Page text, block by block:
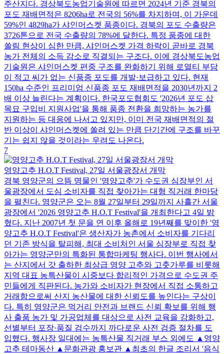
주산지다. 경상북도농업기술원에 따르면 2024년 기준 경북의
포도 재배면적은 8206ha로 전국의 56%를 차지하며, 이 가운데
59%인 4829ha가 샤인머스켓 품종이다. 경북의 포도 수출량은
3726톤으로 전국 수출량의 78%에 달한다. 특정 품종에 대한
쏠림 현상이 심한 만큼, 샤인머스켓 가격 하락이 곧바로 경북
농가 전체의 소득 감소로 직결되는 구조다. 이에 경상북도농업
기술원은 샤인머스켓 편중 구조를 완화하기 위해 로열티 부담
이 적고 씨가 없는 신품종 포도를 개발·보급하고 있다. 현재
150ha 수준인 프리미엄 신품종 포도 재배면적을 2030년까지 2
배 이상 늘린다는 계획이다. 한국포도협회도 '2026년 포도 삽
목묘 구입비 지원사업'을 통해 품종 전환을 희망하는 농가를
지원하는 등 대응에 나서고 있지만, 이미 전국 재배면적의 절
반 이상이 샤인머스켓에 쏠려 있는 만큼 단기간에 구조를 바꾸
기는 쉽지 않을 것이라는 우려도 나온다.
7
영양고추 H.O.T Festival, 27일 서울광장서 개막
경북 영양군의 으뜸 명물인 '영양고추'가 수도권 심장부인 서
울광장에서 도심 소비자를 직접 찾아가는 대형 직거래 한마당
을 펼친다. 영양군은 오는 8월 27일부터 29일까지 사흘간 서울
광장에서 '2026 영양고추 H.O.T Festival'을 개최한다고 4일 밝
혔다. 지난 2007년 첫 문을 연 이후 올해로 19년째를 맞이한 '영
양고추 H.O.T Festival'은 생산자가 농촌에서 소비자를 기다리
던 기존 방식을 탈피해, 최대 소비처인 서울 심장부로 직접 찾
아가는 영양군만의 특화된 통합마케팅 행사다. 이번 행사에서
는 산지에서 갓 출하한 최상급 영양 고추와 고춧가루를 비롯해
지역 대표 농특산물이 시중보다 합리적인 가격으로 수도권 주
민들에게 직판된다. 농가와 소비자가 현장에서 직접 소통하고
거래함으로써 산지 농산물에 대한 신뢰도를 높인다는 구상이
다. 특히 영양군은 먹거리 안전과 브랜드 신뢰 확보를 위해 행
사 출품 농가 및 가공업체를 대상으로 사전 교육을 강화하고,
선별부터 포장·품질 검수까지 까다로운 사전 검증 절차를 도
입했다. 행사장 일대에는 농특산물 직거래 부스 외에도 ▲영양
고추 테마동산 ▲문화관광 홍보관 ▲최초의 한글 조리서 '음식